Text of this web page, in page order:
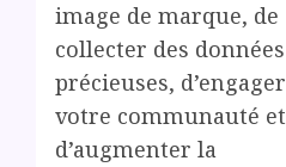
image de marque, de
collecter des données
précieuses, d’engager
votre communauté et
d’augmenter la